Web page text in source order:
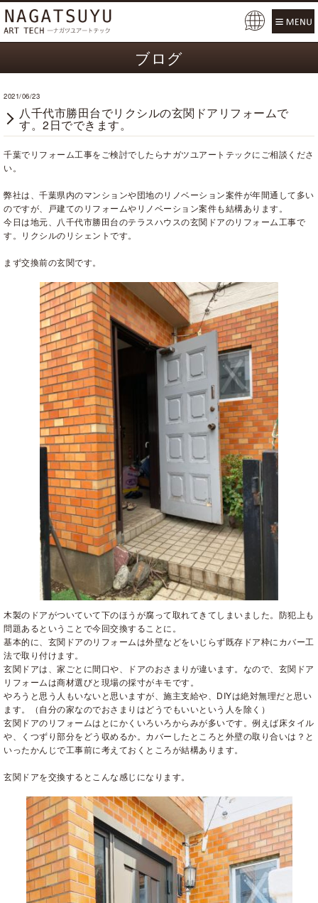
ブログ
2021/06/23
八千代市勝田台でリクシルの玄関ドアリフォームで
す。2日でできます。
千葉でリフォーム工事をご検討でしたらナガツユアートテックにご相談くださ
い。
弊社は、千葉県内のマンションや団地のリノベーション案件が年間通して多い
のですが、戸建てのリフォームやリノベーション案件も結構あります。
今日は地元、八千代市勝田台のテラスハウスの玄関ドアのリフォーム工事で
す。リクシルのリシェントです。
まず交換前の玄関です。
木製のドアがついていて下のほうが腐って取れてきてしまいました。防犯上も
問題あるということで今回交換することに。
基本的に、玄関ドアのリフォームは外壁などをいじらず既存ドア枠にカバー工
法で取り付けます。
玄関ドアは、家ごとに間口や、ドアのおさまりが違います。なので、玄関ドア
リフォームは商材選びと現場の採寸がキモです。
やろうと思う人もいないと思いますが、施主支給や、DIYは絶対無理だと思い
ます。（自分の家なのでおさまりはどうでもいいという人を除く）
玄関ドアのリフォームはとにかくいろいろからみが多いです。例えば床タイル
や、くつずり部分をどう収めるか。カバーしたところと外壁の取り合いは？と
いったかんじで工事前に考えておくところが結構あります。
玄関ドアを交換するとこんな感じになります。